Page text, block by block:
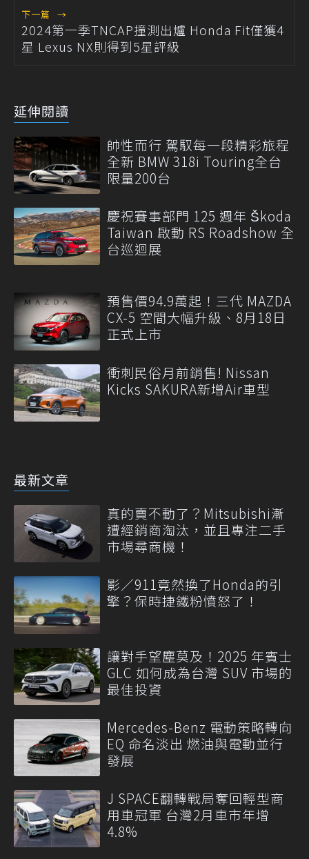
下一篇 →
2024第一季TNCAP撞測出爐 Honda Fit僅獲4
星 Lexus NX則得到5星評級
延伸閱讀
帥性而行 駕馭每一段精彩旅程
全新 BMW 318i Touring全台
限量200台
慶祝賽事部門 125 週年 Škoda
Taiwan 啟動 RS Roadshow 全
台巡迴展
預售價94.9萬起！三代 MAZDA
CX-5 空間大幅升級、8月18日
正式上市
衝刺民俗月前銷售! Nissan
Kicks SAKURA新增Air車型
最新文章
真的賣不動了？Mitsubishi漸
遭經銷商淘汰，並且專注二手
市場尋商機！
影／911竟然換了Honda的引
擎？保時捷鐵粉憤怒了！
讓對手望塵莫及！2025 年賓士
GLC 如何成為台灣 SUV 市場的
最佳投資
Mercedes-Benz 電動策略轉向
EQ 命名淡出 燃油與電動並行
發展
J SPACE翻轉戰局奪回輕型商
用車冠軍 台灣2月車市年增
4.8%